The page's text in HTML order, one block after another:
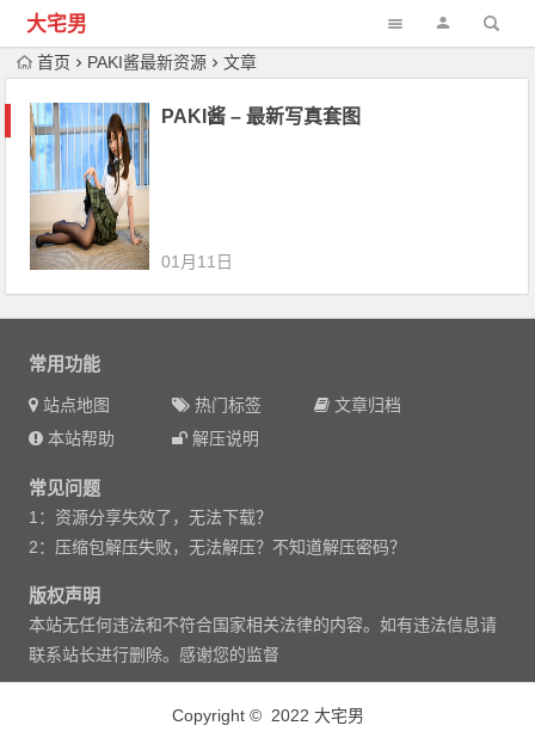
大宅男
首页 PAKI酱最新资源 文章
PAKI酱 – 最新写真套图
01月11日
常用功能
站点地图 热门标签
文章归档
本站帮助
解压说明
常见问题
1：资源分享失效了，无法下载？
2：压缩包解压失败，无法解压？不知道解压密码？
版权声明
本站无任何违法和不符合国家相关法律的内容。如有违法信息请
联系站长进行删除。感谢您的监督
Copyright © 2022 大宅男